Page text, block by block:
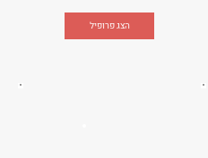
הצג פרופיל